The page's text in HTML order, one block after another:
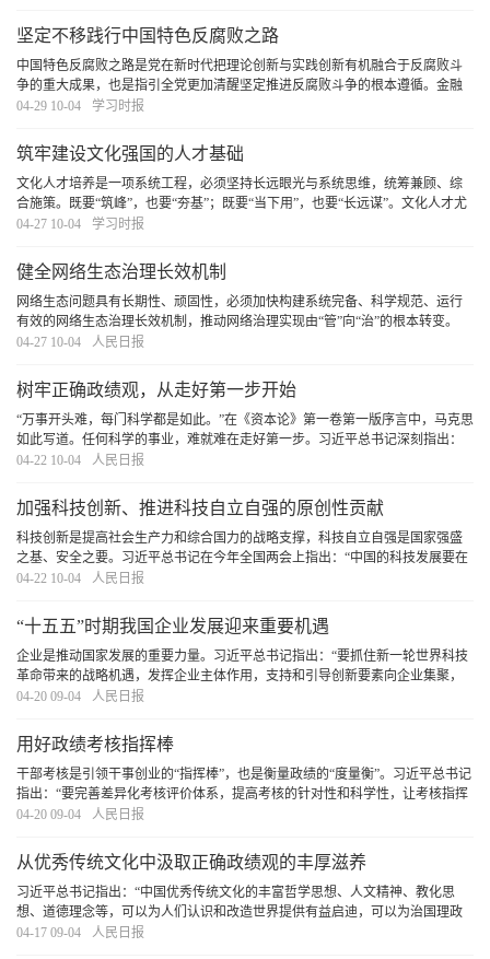
坚定不移践行中国特色反腐败之路
中国特色反腐败之路是党在新时代把理论创新与实践创新有机融合于反腐败斗
争的重大成果，也是指引全党更加清醒坚定推进反腐败斗争的根本遵循。金融
是深化整治腐败的重点领域，必须坚定不移践行中国特色反腐败之路，打好金
04-29 10-04 学习时报
筑牢建设文化强国的人才基础
文化人才培养是一项系统工程，必须坚持长远眼光与系统思维，统筹兼顾、综
合施策。既要“筑峰”，也要“夯基”；既要“当下用”，也要“长远谋”。文化人才尤
其是文艺人才的成长有其自身规律和特点，必须深刻洞察当前人才队伍呈现的
04-27 10-04 学习时报
健全网络生态治理长效机制
网络生态问题具有长期性、顽固性，必须加快构建系统完备、科学规范、运行
有效的网络生态治理长效机制，推动网络治理实现由“管”向“治”的根本转变。
[详细]
04-27 10-04 人民日报
树牢正确政绩观，从走好第一步开始
“万事开头难，每门科学都是如此。”在《资本论》第一卷第一版序言中，马克思
如此写道。任何科学的事业，难就难在走好第一步。习近平总书记深刻指出：
“第一步走错了就不行。如果抱着当官谋利的想法，那做的一切事情都不会对。”
04-22 10-04 人民日报
加强科技创新、推进科技自立自强的原创性贡献
科技创新是提高社会生产力和综合国力的战略支撑，科技自立自强是国家强盛
之基、安全之要。习近平总书记在今年全国两会上指出：“中国的科技发展要在
国际上开展合作的同时，坚持独立自主、自立自强，更好承担起我们的历史责
04-22 10-04 人民日报
“十五五”时期我国企业发展迎来重要机遇
企业是推动国家发展的重要力量。习近平总书记指出：“要抓住新一轮世界科技
革命带来的战略机遇，发挥企业主体作用，支持和引导创新要素向企业集聚，
不断增强企业创新动力、创新活力、创新实力。”“十五五”规划纲要确定了未来
04-20 09-04 人民日报
用好政绩考核指挥棒
干部考核是引领干事创业的“指挥棒”，也是衡量政绩的“度量衡”。习近平总书记
指出：“要完善差异化考核评价体系，提高考核的针对性和科学性，让考核指挥
棒真正管用。”引导广大党员干部树立和践行正确政绩观，创造造福人民、群众
04-20 09-04 人民日报
从优秀传统文化中汲取正确政绩观的丰厚滋养
习近平总书记指出：“中国优秀传统文化的丰富哲学思想、人文精神、教化思
想、道德理念等，可以为人们认识和改造世界提供有益启迪，可以为治国理政
提供有益启示”。我们要坚持古为今用、推陈出新，结合实际，不断从中华优秀
04-17 09-04 人民日报